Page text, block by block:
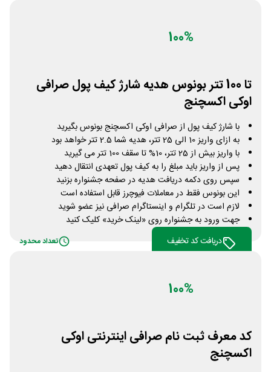
100%
تا 100 تتر بونوس هدیه شارژ کیف پول صرافی
اوکی اکسچنج
با شارژ کیف پول از صرافی اوکی اکسچنج بونوس بگیرید
به ازای واریز 10 الی 25 تتر، هدیه شما 2.5 تتر خواهد بود
با واریز بیش از 25 تتر، 10% تا سقف 100 تتر می گیرید
پس از واریز باید مبلغ را به کیف پول تعهدی انتقال دهید
سپس روی دکمه دریافت هدیه در صفحه جشنواره بزنید
این بونوس فقط در معاملات فیوچرز قابل استفاده است
لازم است در تلگرام و اینستاگرام صرافی نیز عضو شوید
جهت ورود به جشنواره روی «لینک خرید» کلیک کنید
دریافت کد تخفیف
تعداد محدود
100%
کد معرف ثبت نام صرافی اینترنتی اوکی
اکسچنج